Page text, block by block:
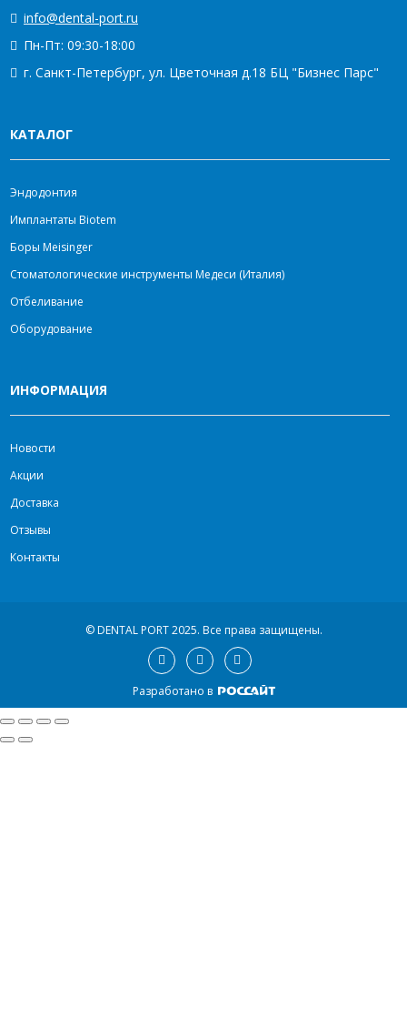
info@dental-port.ru
Пн-Пт: 09:30-18:00
г. Санкт-Петербург, ул. Цветочная д.18 БЦ "Бизнес Парс"
КАТАЛОГ
Эндодонтия
Имплантаты Biotem
Боры Meisinger
Стоматологические инструменты Медеси (Италия)
Отбеливание
Оборудование
ИНФОРМАЦИЯ
Новости
Акции
Доставка
Отзывы
Контакты
© DENTAL PORT 2025. Все права защищены.
Разработано в